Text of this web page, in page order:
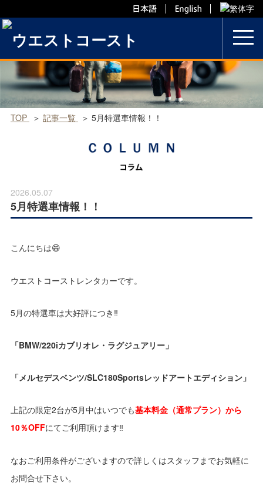
to
content
TOP 記事一覧 5月特選車情報！！
2026.05.07
5月特選車情報！！
こんにちは😄
ウエストコーストレンタカーです。
5月の特選車は大好評につき‼
「BMW/220iカブリオレ・ラグジュアリー」
「メルセデスベンツ/SLC180Sportsレッドアートエディション」
上記の限定2台が5月中はいつでも基本料金（通常プラン）から
10％OFFにてご利用頂けます‼
なおご利用条件がございますので詳しくはスタッフまでお気軽に
お問合せ下さい。